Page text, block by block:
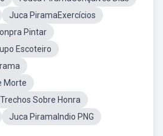
Juca PiramaExercícios
Pintar
Escoteiro
Morte
Sobre Honra
Juca PiramaIndio PNG